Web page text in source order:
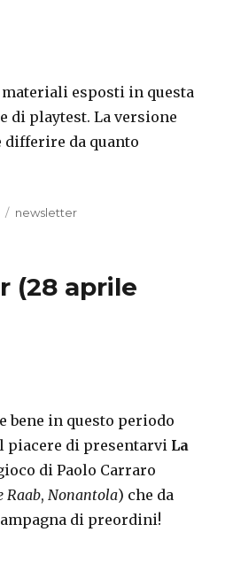
esposti in questa
di playtest. La versione
da quanto
Tags
newsletter
(28 aprile
bene in questo periodo
piacere di presentarvi La
di Paolo Carraro
Raab,Nonantola) che da
di preordini!